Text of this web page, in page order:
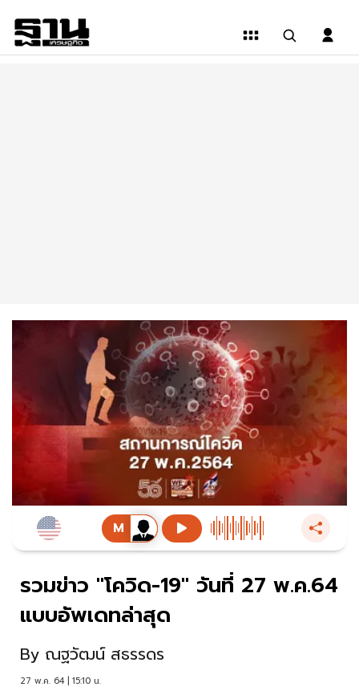
รวมข่าว "โควิด-19" วันที่ 27 พ.ค.64
แบบอัพเดทล่าสุด
By ณฐวัฒน์ สธรรดร
27 พ.ค. 64 | 15:10 น.